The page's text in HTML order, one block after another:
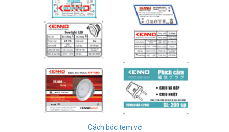
Cách bóc tem vỡ